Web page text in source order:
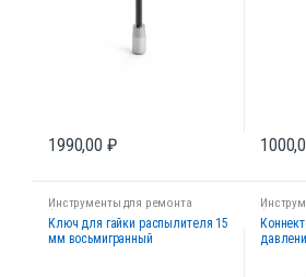
1990,00 ₽
Инструменты для ремонта
форсунок
Ключ для гайки распылителя 15
мм восьмигранный